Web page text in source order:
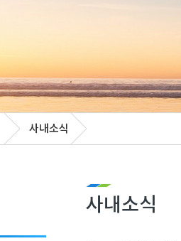
사내소식
사내소식
품질경영
특허/신기술
오시는 길